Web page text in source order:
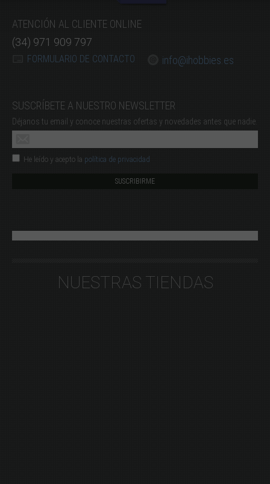
ATENCIÓN AL CLIENTE ONLINE
(34) 971 909 797
FORMULARIO DE CONTACTO info@ihobbies.es
SUSCRÍBETE A NUESTRO NEWSLETTER
Déjanos tu email y conoce nuestras ofertas y novedades antes que nadie.
He leído y acepto la política de privacidad
NUESTRAS TIENDAS